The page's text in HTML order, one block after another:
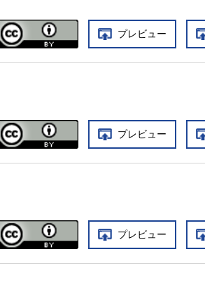
プレビュー
プレビュー
プレビュー